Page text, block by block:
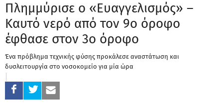
Πλημμύρισε ο «Ευαγγελισμός» –
Καυτό νερό από τον 9ο όροφο
έφθασε στον 3ο όροφο
Ένα πρόβλημα τεχνικής φύσης προκάλεσε αναστάτωση και
δυσλειτουργία στο νοσοκομείο για μία ώρα